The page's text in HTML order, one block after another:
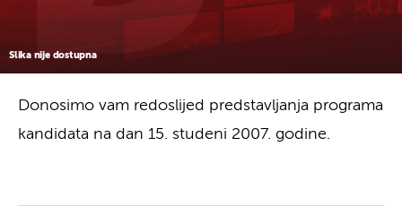
Slika nije dostupna
Donosimo vam redoslijed predstavljanja programa
kandidata na dan 15. studeni 2007. godine.